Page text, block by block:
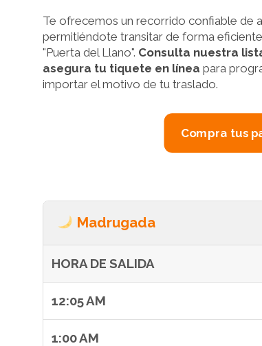
Te ofrecemos un recorrido confiable de
permitiéndote transitar de forma
"Puerta del Llano". Consulta nuestra
asegura tu tiquete en línea para
importar el motivo de tu traslado.
Compra tus
Madrugada
HORA DE SALIDA
12:05 AM
1:00 AM